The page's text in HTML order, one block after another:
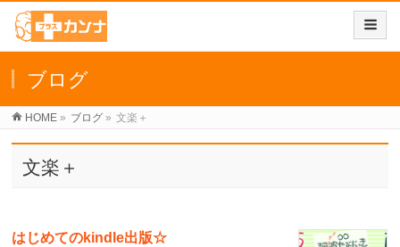
ブログ
HOME » ブログ » 文楽＋
文楽＋
はじめてのkindle出版☆